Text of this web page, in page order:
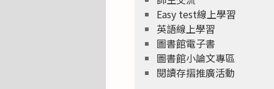
Easy test線上學習
英語線上學習
圖書館電子書
圖書館小論文專區
閱讀存摺推廣活動